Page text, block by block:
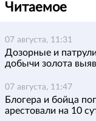
Читаемое
07 августа, 11:31
Дозорные и
добычи золота
07 августа, 11:47
Блогера и бойца
арестовали на 10